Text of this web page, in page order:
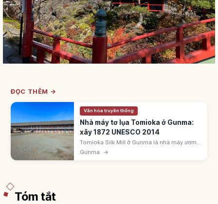
ĐỌC THÊM →
Văn hóa truyền thống
Nhà máy tơ lụa Tomioka ở Gunma:
xây 1872 UNESCO 2014
Tomioka Silk Mill ở Gunma là nhà máy ươm
tơ nhà nước đầu tiên, lập 1872 dưới kỹ sư
Gunma →
Tóm tắt